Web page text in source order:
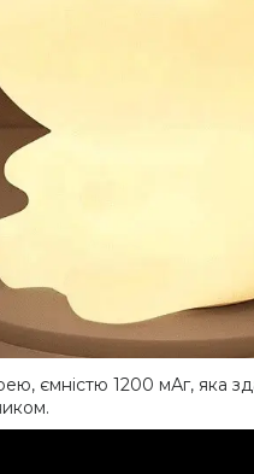
ємністю 1200 мАг, яка